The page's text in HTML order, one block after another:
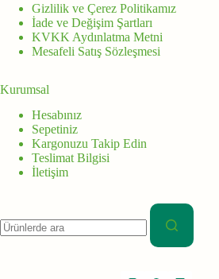
Gizlilik ve Çerez Politikamız
İade ve Değişim Şartları
KVKK Aydınlatma Metni
Mesafeli Satış Sözleşmesi
Kurumsal
Hesabınız
Sepetiniz
Kargonuzu Takip Edin
Teslimat Bilgisi
İletişim